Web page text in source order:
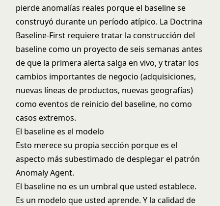
pierde anomalías reales porque el baseline se
construyó durante un período atípico. La Doctrina
Baseline-First requiere tratar la construcción del
baseline como un proyecto de seis semanas antes
de que la primera alerta salga en vivo, y tratar los
cambios importantes de negocio (adquisiciones,
nuevas líneas de productos, nuevas geografías)
como eventos de reinicio del baseline, no como
casos extremos.
El baseline es el modelo
Esto merece su propia sección porque es el
aspecto más subestimado de desplegar el patrón
Anomaly Agent.
El baseline no es un umbral que usted establece.
Es un modelo que usted aprende. Y la calidad de